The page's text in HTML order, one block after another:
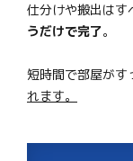
仕分けや搬出はす
うだけで完了。
短時間で部屋がす
れます。